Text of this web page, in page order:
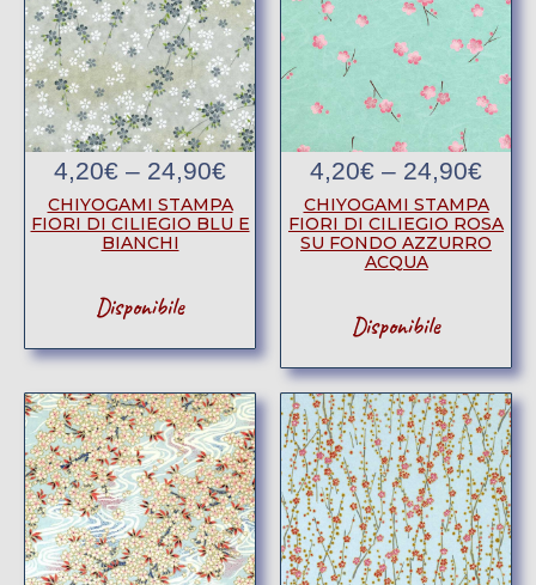
4,20€ – 24,90€
CHIYOGAMI STAMPA
FIORI DI CILIEGIO BLU E
BIANCHI
Disponibile
4,20€ – 24,90€
CHIYOGAMI STAMPA
FIORI DI CILIEGIO ROSA
SU FONDO AZZURRO
ACQUA
Disponibile